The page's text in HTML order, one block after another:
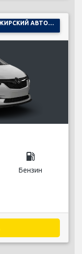
local_gas_station
Бензин